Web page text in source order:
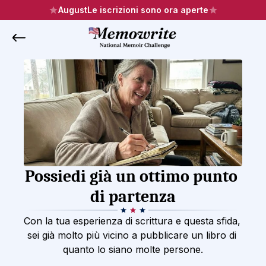
AugustLe iscrizioni sono ora aperte
Possiedi già un ottimo punto
di partenza
Con la tua esperienza di scrittura e questa sfida,
sei già molto più vicino a pubblicare un libro di
quanto lo siano molte persone.